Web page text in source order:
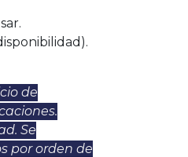
de
Se
por orden de